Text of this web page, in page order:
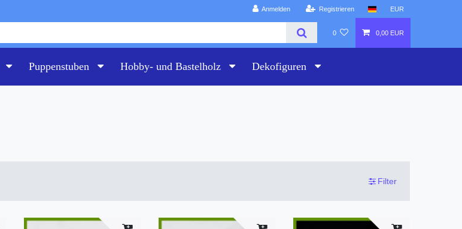
Anmelden Registrieren EUR
0 0,00 EUR
Puppenstuben Hobby- und Bastelholz Dekofiguren
Filter